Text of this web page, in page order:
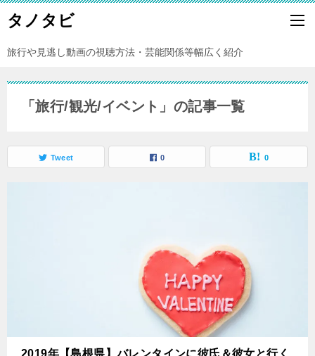
タノタビ
旅行や見逃し動画の視聴方法・芸能関係等幅広く紹介
「旅行/観光/イベント」の記事一覧
Tweet 0 0
2019年【島根県】バレンタインに彼氏＆彼女と行く